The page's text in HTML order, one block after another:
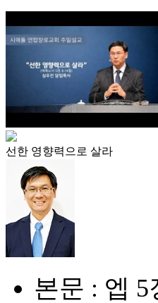
선한 영향력으로 살라
본문 : 엡 5